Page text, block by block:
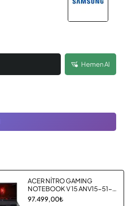
Hemen Al
ACER NİTRO GAMING
NOTEBOOK V 15 ANV15-51-
51J6
97.499,00₺